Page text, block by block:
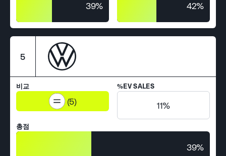
39% 42%
5
비교
(5)
%EV SALES
11%
총점
39%